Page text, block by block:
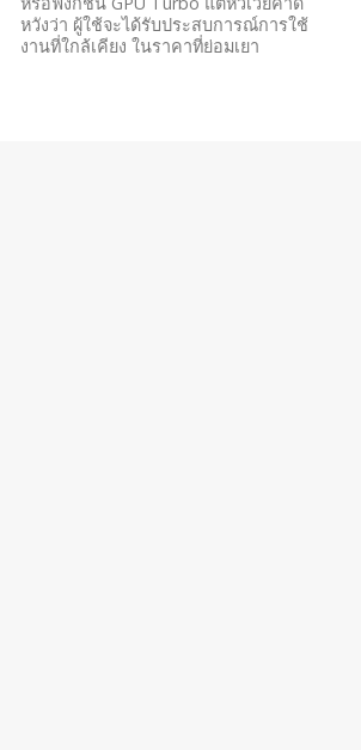
หวังว่า ผู้ใช้จะได้รับประสบการณ์การใช้
งานที่ใกล้เคียง ในราคาที่ย่อมเยา